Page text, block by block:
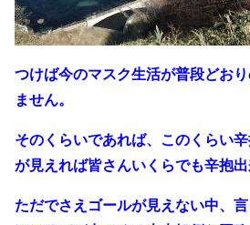
つけば今のマスク生活が普段どお
ません。
そのくらいであれば、このくらい
が見えれば皆さんいくらでも辛抱出
ただでさえゴールが見えない中、